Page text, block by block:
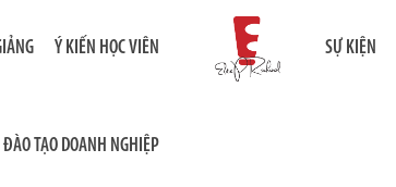
Ý KIẾN HỌC VIÊN
ĐÀO TẠO DOANH NGHIỆP
SỰ KIỆN